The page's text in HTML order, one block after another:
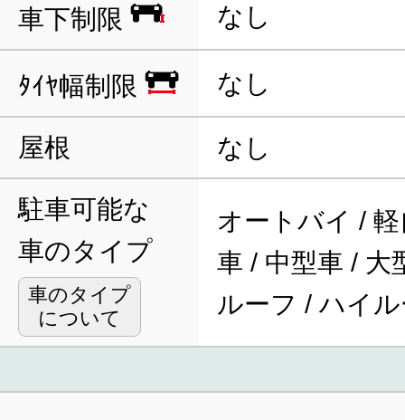
車下制限 なし
ﾀｲﾔ幅制限 なし
屋根 なし
駐車可能な
車のタイプ
車のタイプ
について
オートバイ /
車 / 中型車 / 大
ルーフ / ハイ